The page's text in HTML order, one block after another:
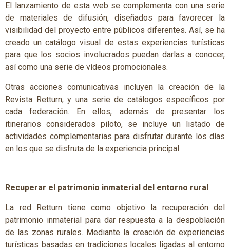
El lanzamiento de esta web se complementa con una serie
de materiales de difusión, diseñados para favorecer la
visibilidad del proyecto entre públicos diferentes. Así, se ha
creado un catálogo visual de estas experiencias turísticas
para que los socios involucrados puedan darlas a conocer,
así como una serie de vídeos promocionales.
Otras acciones comunicativas incluyen la creación de la
Revista Retturn, y una serie de catálogos específicos por
cada federación. En ellos, además de presentar los
itinerarios considerados piloto, se incluye un listado de
actividades complementarias para disfrutar durante los días
en los que se disfruta de la experiencia principal.
Recuperar el patrimonio inmaterial del entorno rural
La red Retturn tiene como objetivo la recuperación del
patrimonio inmaterial para dar respuesta a la despoblación
de las zonas rurales. Mediante la creación de experiencias
turísticas basadas en tradiciones locales ligadas al entorno